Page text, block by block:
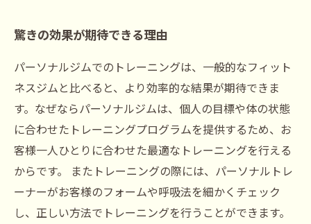
驚きの効果が期待できる理由
パーソナルジムでのトレーニングは、一般的なフィット
ネスジムと比べると、より効率的な結果が期待できま
す。なぜならパーソナルジムは、個人の目標や体の状態
に合わせたトレーニングプログラムを提供するため、お
客様一人ひとりに合わせた最適なトレーニングを行える
からです。 またトレーニングの際には、パーソナルトレ
ーナーがお客様のフォームや呼吸法を細かくチェック
し、正しい方法でトレーニングを行うことができます。